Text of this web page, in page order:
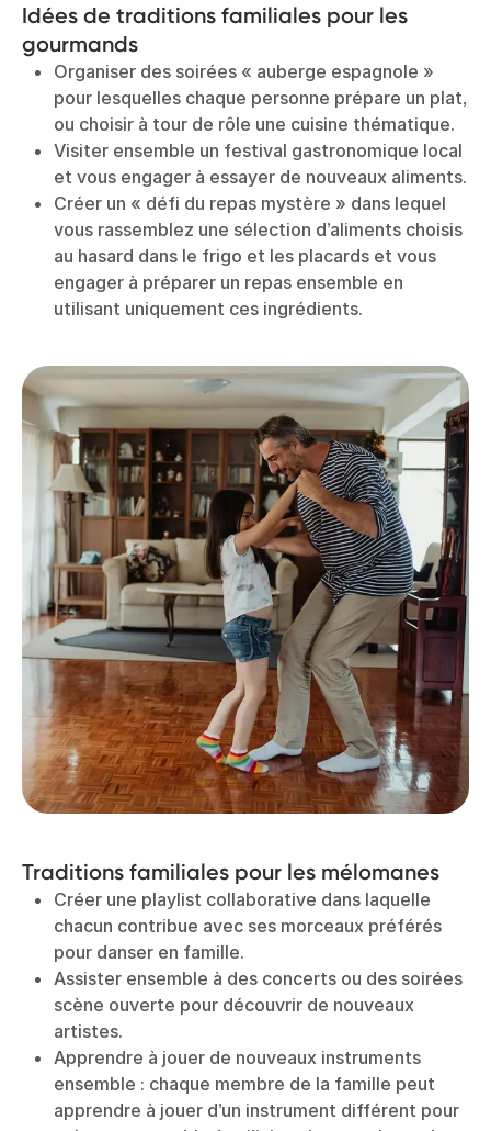
Idées de traditions familiales pour les
gourmands
Organiser des soirées « auberge espagnole »
pour lesquelles chaque personne prépare un plat,
ou choisir à tour de rôle une cuisine thématique.
Visiter ensemble un festival gastronomique local
et vous engager à essayer de nouveaux aliments.
Créer un « défi du repas mystère » dans lequel
vous rassemblez une sélection d’aliments choisis
au hasard dans le frigo et les placards et vous
engager à préparer un repas ensemble en
utilisant uniquement ces ingrédients.
Traditions familiales pour les mélomanes
Créer une playlist collaborative dans laquelle
chacun contribue avec ses morceaux préférés
pour danser en famille.
Assister ensemble à des concerts ou des soirées
scène ouverte pour découvrir de nouveaux
artistes.
Apprendre à jouer de nouveaux instruments
ensemble : chaque membre de la famille peut
apprendre à jouer d’un instrument différent pour